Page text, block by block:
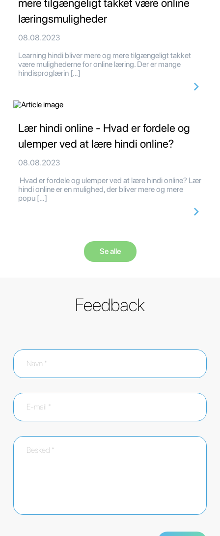
mere tilgængeligt takket være online
læringsmuligheder
08.08.2023
Learning hindi bliver mere og mere tilgængeligt takket
være mulighederne for online læring. Der er mange
hindisproglærin […]
Lær hindi online - Hvad er fordele og
ulemper ved at lære hindi online?
08.08.2023
Hvad er fordele og ulemper ved at lære hindi online? Lær
hindi online er en mulighed, der bliver mere og mere
popu […]
Se alle
Feedback